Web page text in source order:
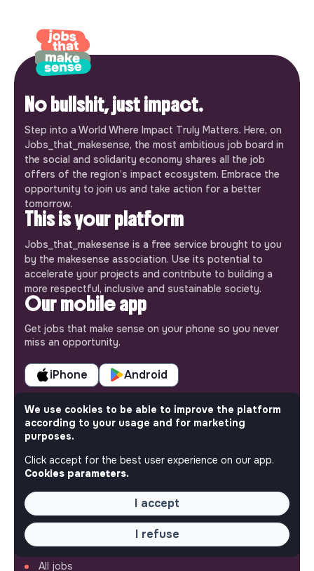
No bullshit, just impact.
Step into a World Where Impact Truly Matters. Here, on
Jobs_that_makesense, the most ambitious job board in
the social and solidarity economy shares all the job
offers of the region’s impact ecosystem. Embrace the
opportunity to join us and take action for a better
tomorrow.
This is your platform
Jobs_that_makesense is a free service brought to you
by the makesense association. Use its potential to
accelerate your projects and contribute to building a
more respectful, inclusive and sustainable society.
Our mobile app
Get jobs that make sense on your phone so you never
miss an opportunity.
iPhone Android
More about Jobs
Our mission and impact
QUICK LINKS
All jobs
We use cookies to be able to improve the platform
according to your usage and for marketing
purposes.
Click accept for the best user experience on our app.
Cookies parameters.
I accept
I refuse